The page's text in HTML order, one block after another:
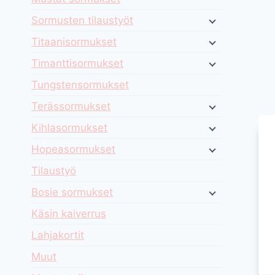
Sormusten tilaustyöt
Titaanisormukset
Timanttisormukset
Tungstensormukset
Terässormukset
Kihlasormukset
Hopeasormukset
Tilaustyö
Bosie sormukset
Käsin kaiverrus
Lahjakortit
Muut